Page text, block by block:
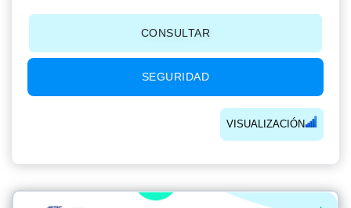
CONSULTAR
SEGURIDAD
VISUALIZACIÓN